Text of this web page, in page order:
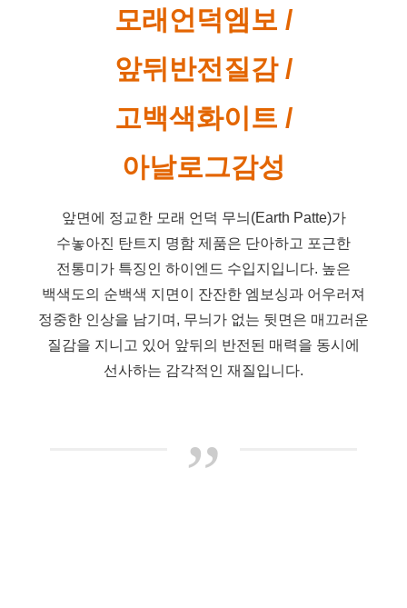
모래언덕엠보 /
앞뒤반전질감 /
고백색화이트 /
아날로그감성
앞면에 정교한 모래 언덕 무늬(Earth Patte)가
수놓아진 탄트지 명함 제품은 단아하고 포근한
전통미가 특징인 하이엔드 수입지입니다. 높은
백색도의 순백색 지면이 잔잔한 엠보싱과 어우러져
정중한 인상을 남기며, 무늬가 없는 뒷면은 매끄러운
질감을 지니고 있어 앞뒤의 반전된 매력을 동시에
선사하는 감각적인 재질입니다.
”